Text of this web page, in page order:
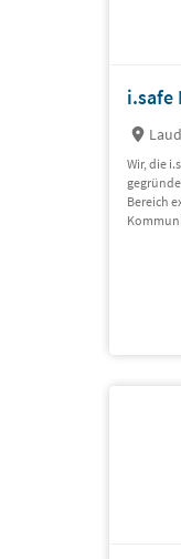
i.safe
Wir, die
Bereich